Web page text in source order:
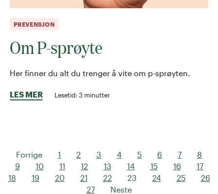
PREVENSJON
Om P-sprøyte
Her finner du alt du trenger å vite om p-sprøyten.
LES MER Lesetid: 3 minutter
Forrige 1 2 3 4 5 6 7
8
9
10 11 12 13 14 15 16
17
18
19 20 21 22 23 24 25
26
27
Neste